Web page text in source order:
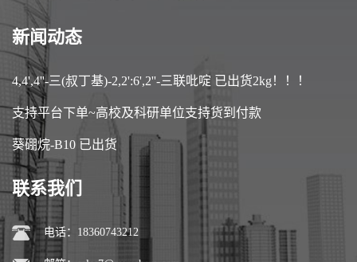
新闻动态
4,4',4''-三(叔丁基)-2,2':6',2''-三联吡啶 已出货2kg！！！
支持平台下单~高校及科研单位支持货到付款
葵硼烷-B10 已出货
联系我们
电话：18360743212